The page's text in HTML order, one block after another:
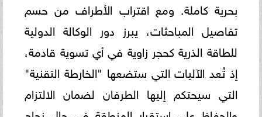
بحرية كاملة. ومع اقتراب الأطراف من حسم
تفاصيل المباحثات، يبرز دور الوكالة الدولية
للطاقة الذرية كحجر زاوية في أي تسوية قادمة،
إذ تُعد الآليات التي ستضعها "الخارطة التقنية"
التي سيحتكم إليها الطرفان لضمان الالتزام